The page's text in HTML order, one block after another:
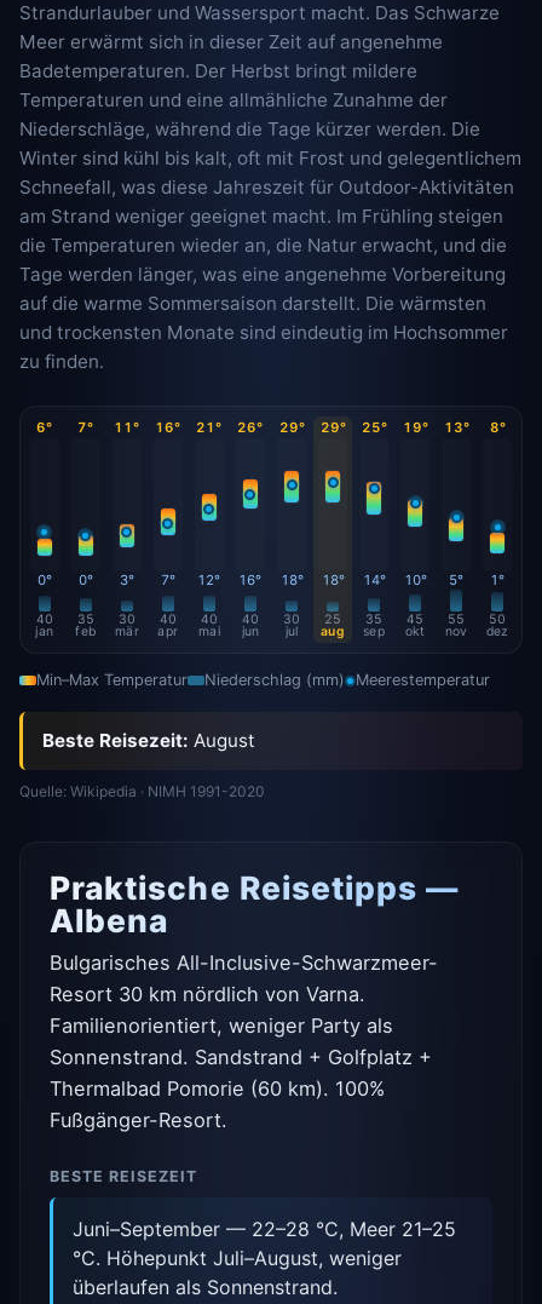
Strandurlauber und Wassersport macht. Das Schwarze
Meer erwärmt sich in dieser Zeit auf angenehme
Badetemperaturen. Der Herbst bringt mildere
Temperaturen und eine allmähliche Zunahme der
Niederschläge, während die Tage kürzer werden. Die
Winter sind kühl bis kalt, oft mit Frost und gelegentlichem
Schneefall, was diese Jahreszeit für Outdoor-Aktivitäten
am Strand weniger geeignet macht. Im Frühling steigen
die Temperaturen wieder an, die Natur erwacht, und die
Tage werden länger, was eine angenehme Vorbereitung
auf die warme Sommersaison darstellt. Die wärmsten
und trockensten Monate sind eindeutig im Hochsommer
zu finden.
6°
0°
40
jan
7°
0°
35
feb
11°
3°
30
mär
16°
7°
40
apr
21°
12°
40
mai
26°
16°
40
jun
29°
18°
30
jul
29°
18°
25
aug
25°
14°
35
sep
19°
10°
45
okt
13°
5°
55
nov
8°
1°
50
dez
Min–Max Temperatur Niederschlag (mm) Meerestemperatur
Beste Reisezeit: August
Quelle: Wikipedia · NIMH 1991-2020
Praktische Reisetipps —
Albena
Bulgarisches All-Inclusive-Schwarzmeer-
Resort 30 km nördlich von Varna.
Familienorientiert, weniger Party als
Sonnenstrand. Sandstrand + Golfplatz +
Thermalbad Pomorie (60 km). 100%
Fußgänger-Resort.
BESTE REISEZEIT
Juni–September — 22–28 °C, Meer 21–25
°C. Höhepunkt Juli–August, weniger
überlaufen als Sonnenstrand.